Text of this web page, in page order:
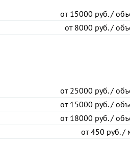
от15000 руб. /
от8000 руб. /
от25000 руб. /
от15000 руб. /
от18000 руб. /
от450 руб. /